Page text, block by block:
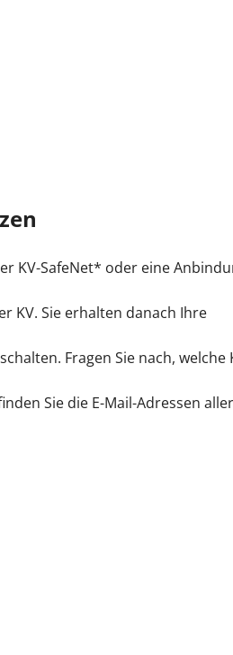
KV-SafeNet* oder eine
KV. Sie erhalten danach Ihre
Fragen Sie nach, welche
Sie die E-Mail-Adressen